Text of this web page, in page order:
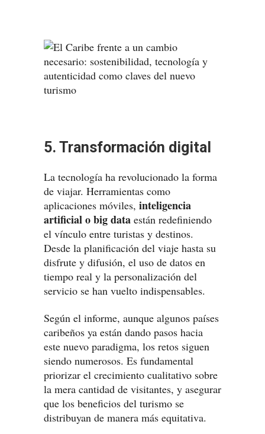
5. Transformación digital
La tecnología ha revolucionado la forma
de viajar. Herramientas como
aplicaciones móviles, inteligencia
artificial o big data están redefiniendo
el vínculo entre turistas y destinos.
Desde la planificación del viaje hasta su
disfrute y difusión, el uso de datos en
tiempo real y la personalización del
servicio se han vuelto indispensables.
Según el informe, aunque algunos países
caribeños ya están dando pasos hacia
este nuevo paradigma, los retos siguen
siendo numerosos. Es fundamental
priorizar el crecimiento cualitativo sobre
la mera cantidad de visitantes, y asegurar
que los beneficios del turismo se
distribuyan de manera más equitativa.